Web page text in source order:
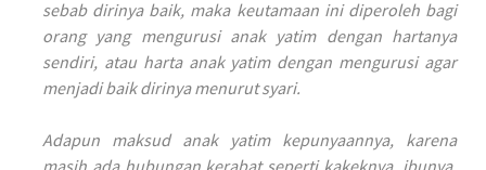
sebab dirinya baik, maka keutamaan ini diperoleh bagi
orang yang mengurusi anak yatim dengan hartanya
sendiri, atau harta anak yatim dengan mengurusi agar
menjadi baik dirinya menurut syari.
Adapun maksud anak yatim kepunyaannya, karena